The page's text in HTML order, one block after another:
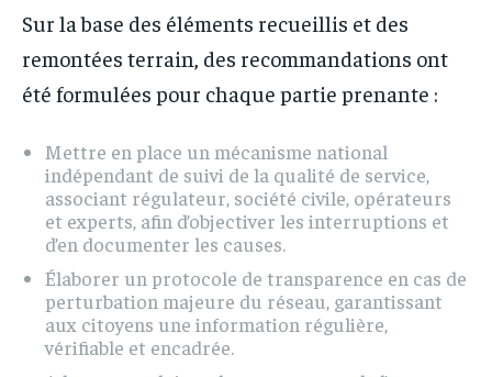
Sur la base des éléments recueillis et des
remontées terrain, des recommandations ont
été formulées pour chaque partie prenante :
Mettre en place un mécanisme national
indépendant de suivi de la qualité de service,
associant régulateur, société civile, opérateurs
et experts, afin d’objectiver les interruptions et
d’en documenter les causes.
Élaborer un protocole de transparence en cas de
perturbation majeure du réseau, garantissant
aux citoyens une information régulière,
vérifiable et encadrée.